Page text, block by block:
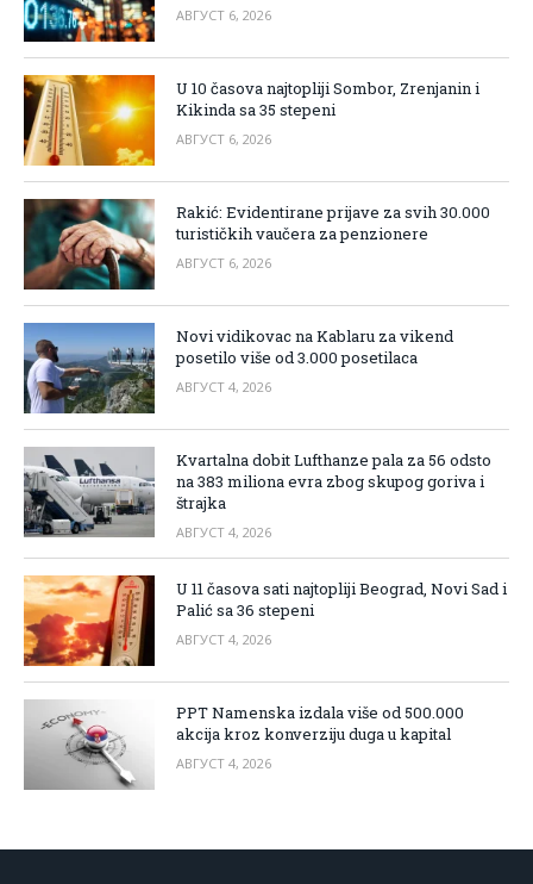
АВГУСТ 6, 2026
U 10 časova najtopliji Sombor, Zrenjanin i
Kikinda sa 35 stepeni
АВГУСТ 6, 2026
Rakić: Evidentirane prijave za svih 30.000
turističkih vaučera za penzionere
АВГУСТ 6, 2026
Novi vidikovac na Kablaru za vikend
posetilo više od 3.000 posetilaca
АВГУСТ 4, 2026
Kvartalna dobit Lufthanze pala za 56 odsto
na 383 miliona evra zbog skupog goriva i
štrajka
АВГУСТ 4, 2026
U 11 časova sati najtopliji Beograd, Novi Sad i
Palić sa 36 stepeni
АВГУСТ 4, 2026
PPT Namenska izdala više od 500.000
akcija kroz konverziju duga u kapital
АВГУСТ 4, 2026